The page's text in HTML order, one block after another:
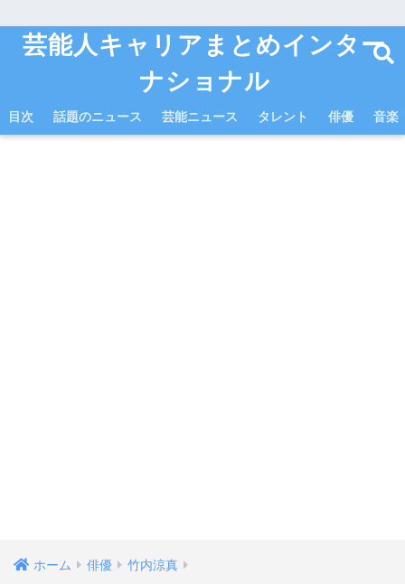
芸能人キャリアまとめインター
ナショナル
目次 話題のニュース 芸能ニュース タレント 俳優 音楽
ホーム 俳優 竹内涼真